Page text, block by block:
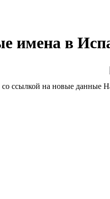
имена в
ссылкой на новые данные